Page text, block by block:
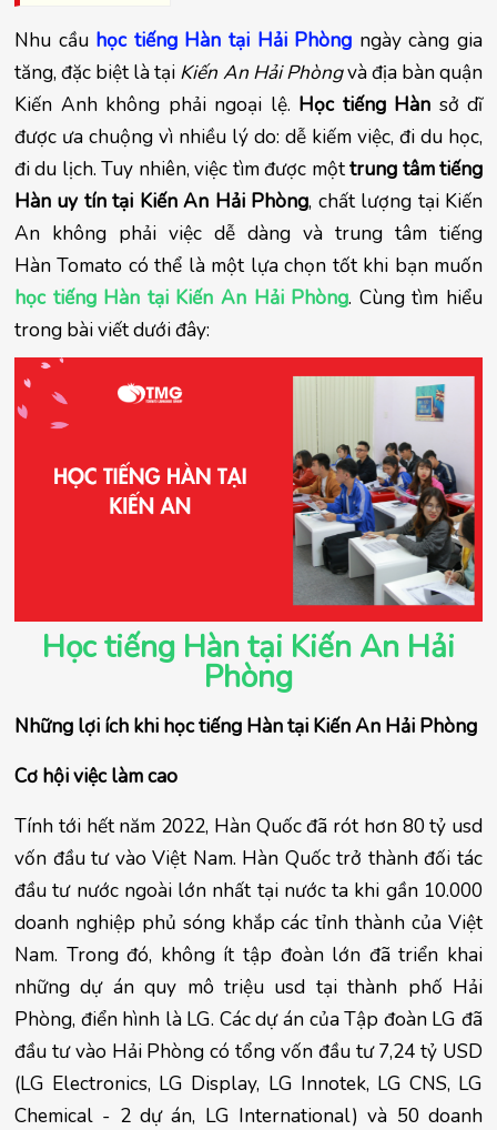
Nhu cầu học tiếng Hàn tại Hải Phòng ngày càng gia
tăng, đặc biệt là tại Kiến An Hải Phòngvà địa bàn quận
Kiến Anh không phải ngoại lệ. Học tiếng Hàn sở dĩ
được ưa chuộng vì nhiều lý do: dễ kiếm việc, đi du học,
đi du lịch. Tuy nhiên, việc tìm được mộttrung tâm tiếng
Hàn uy tín tại Kiến An Hải Phòng, chất lượng tại Kiến
An không phải việc dễ dàng và trung tâm tiếng
Hàn Tomato có thể là một lựa chọn tốt khi bạn muốn
học tiếng Hàn tại Kiến An Hải Phòng. Cùng tìm hiểu
trong bài viết dưới đây:
Học tiếng Hàn tại Kiến An Hải
Phòng
Những lợi ích khi học tiếng Hàn tại Kiến An Hải Phòng
Cơ hội việc làm cao
Tính tới hết năm 2022, Hàn Quốc đã rót hơn 80 tỷ usd
vốn đầu tư vào Việt Nam. Hàn Quốc trở thành đối tác
đầu tư nước ngoài lớn nhất tại nước ta khi gần 10.000
doanh nghiệp phủ sóng khắp các tỉnh thành của Việt
Nam. Trong đó, không ít tập đoàn lớn đã triển khai
những dự án quy mô triệu usd tại thành phố Hải
Phòng, điển hình là LG. Các dự án của Tập đoàn LG đã
đầu tư vào Hải Phòng có tổng vốn đầu tư 7,24 tỷ USD
(LG Electronics, LG Display, LG Innotek, LG CNS, LG
Chemical - 2 dự án, LG International) và 50 doanh